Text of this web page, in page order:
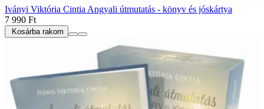
Iványi Viktória Cintia Angyali útmutatás - könyv és jóskártya
7 990 Ft
Kosárba rakom